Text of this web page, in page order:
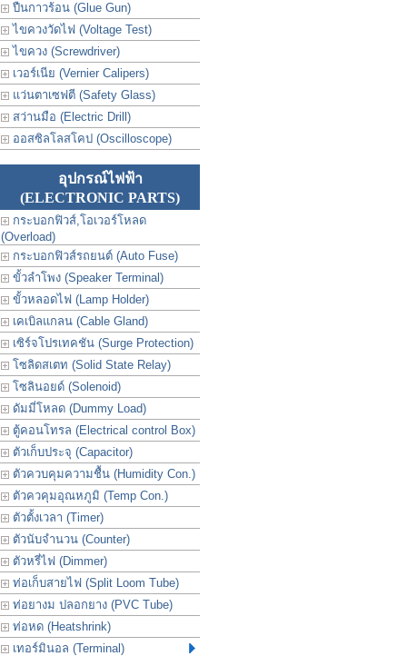
ปืนกาวร้อน (Glue Gun)
ไขควงวัดไฟ (Voltage Test)
ไขควง (Screwdriver)
เวอร์เนีย (Vernier Calipers)
แว่นตาเซฟตี (Safety Glass)
สว่านมือ (Electric Drill)
ออสซิลโลสโคป (Oscilloscope)
อุปกรณ์ไฟฟ้า
(ELECTRONIC PARTS)
กระบอกฟิวส์,โอเวอร์โหลด
(Overload)
กระบอกฟิวส์รถยนต์ (Auto Fuse)
ขั้วลำโพง (Speaker Terminal)
ขั้วหลอดไฟ (Lamp Holder)
เคเบิลแกลน (Cable Gland)
เซิร์จโปรเทคชัน (Surge Protection)
โซลิดสเตท (Solid State Relay)
โซลินอยด์ (Solenoid)
ดัมมี่โหลด (Dummy Load)
ตู้คอนโทรล (Electrical control Box)
ตัวเก็บประจุ (Capacitor)
ตัวควบคุมความชื้น (Humidity Con.)
ตัวควคุมอุณหภูมิ (Temp Con.)
ตัวตั้งเวลา (Timer)
ตัวนับจำนวน (Counter)
ตัวหรี่ไฟ (Dimmer)
ท่อเก็บสายไฟ (Split Loom Tube)
ท่อยางม ปลอกยาง (PVC Tube)
ท่อหด (Heatshrink)
เทอร์มินอล (Terminal)